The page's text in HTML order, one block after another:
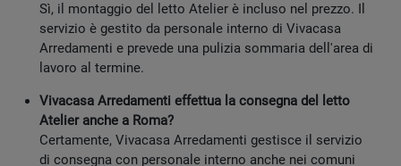
Sì, il montaggio del letto Atelier è incluso nel prezzo. Il
servizio è gestito da personale interno di Vivacasa
Arredamenti e prevede una pulizia sommaria dell'area di
lavoro al termine.
Vivacasa Arredamenti effettua la consegna del letto
Atelier anche a Roma?
Certamente, Vivacasa Arredamenti gestisce il servizio
di consegna con personale interno anche nei comuni